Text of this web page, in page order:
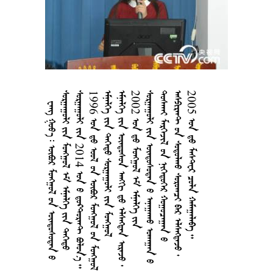
              2014    1996              2002                  2005     